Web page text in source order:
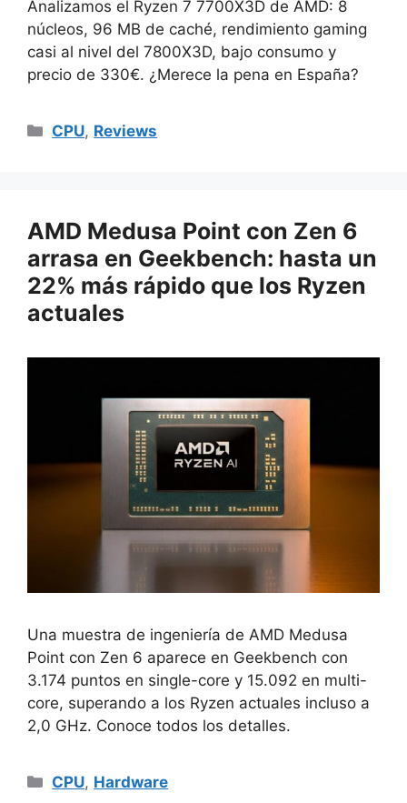
Analizamos el Ryzen 7 7700X3D de AMD: 8
núcleos, 96 MB de caché, rendimiento gaming
casi al nivel del 7800X3D, bajo consumo y
precio de 330€. ¿Merece la pena en España?
Categorías
CPU, Reviews
AMD Medusa Point con Zen 6
arrasa en Geekbench: hasta un
22% más rápido que los Ryzen
actuales
Una muestra de ingeniería de AMD Medusa
Point con Zen 6 aparece en Geekbench con
3.174 puntos en single-core y 15.092 en multi-
core, superando a los Ryzen actuales incluso a
2,0 GHz. Conoce todos los detalles.
Categorías
CPU, Hardware